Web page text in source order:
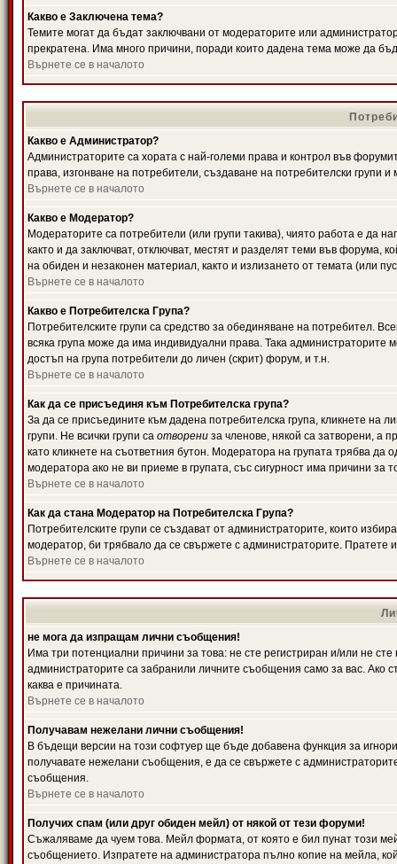
Какво е Заключена тема?
Темите могат да бъдат заключвани от модераторите или
прекратена. Има много причини, поради които дадена тема може да
Върнете се в началото
Какво е Администратор?
Администраторите са хората с най-големи права и контрол във
права, изгонване на потребители, създаване на потребителски групи
Върнете се в началото
Какво е Модератор?
Модераторите са потребители (или групи такива), чиято работа е да
както и да заключват, отключват, местят и разделят теми във форума,
на обиден и незаконен материал, както и излизането от темата (или
Върнете се в началото
Какво е Потребителска Група?
Потребителските групи са средство за обединяване на потребител.
всяка група може да има индивидуални права. Така
достъп на група потребители до личен (скрит) форум, и т.н.
Върнете се в началото
Как да се присъединя към Потребителска група?
За да се присъедините към дадена потребителска група, кликнете на
групи. Не всички групи са отворени за членове, някой са затворени, а
като кликнете на съответния бутон. Модератора на групата трябва
модератора ако не ви приеме в групата, със сигурност има причини за
Върнете се в началото
Как да стана Модератор на Потребителска Група?
Потребителските групи се създават от администраторите, които
модератор, би трябвало да се свържете с администраторите.
Върнете се в началото
не мога да изпращам лични съобщения!
Има три потенциални причини за това: не сте регистриран и/или не
администраторите са забранили личните съобщения само за вас. Ако
каква е причината.
Върнете се в началото
Получавам нежелани лични съобщения!
В бъдещи версии на този софтуер ще бъде добавена функция за
получавате нежелани съобщения, е да се свържете с
съобщения.
Върнете се в началото
Получих спам (или друг обиден мейл) от някой от тези форуми!
Съжаляваме да чуем това. Мейл формата, от която е бил пунат този
съобщението. Изпратете на администратора пълно копие на мейла,